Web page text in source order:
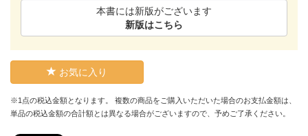
本書には新版がございます
新版はこちら
お気に入り
※1点の税込金額となります。 複数の商品をご購入いただいた場合のお支払金額は、
単品の税込金額の合計額とは異なる場合がございますので、予めご了承ください。